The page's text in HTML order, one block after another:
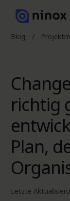
Blog /
richtig
Plan,
Letzte